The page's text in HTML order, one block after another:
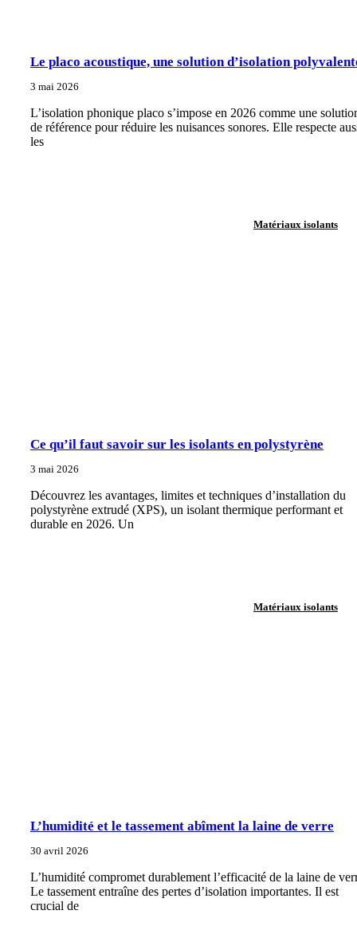
Le placo acoustique, une solution d’isolation
3 mai 2026
L’isolation phonique placo s’impose en 2026 comme une
de référence pour réduire les nuisances sonores. Elle respecte
les
Matériaux isolants
Ce qu’il faut savoir sur les isolants en polystyrène
3 mai 2026
Découvrez les avantages, limites et techniques d’installation du
polystyrène extrudé (XPS), un isolant thermique performant et
durable en 2026. Un
Matériaux isolants
L’humidité et le tassement abîment la laine de verre
30 avril 2026
L’humidité compromet durablement l’efficacité de la laine de
Le tassement entraîne des pertes d’isolation importantes. Il est
crucial de